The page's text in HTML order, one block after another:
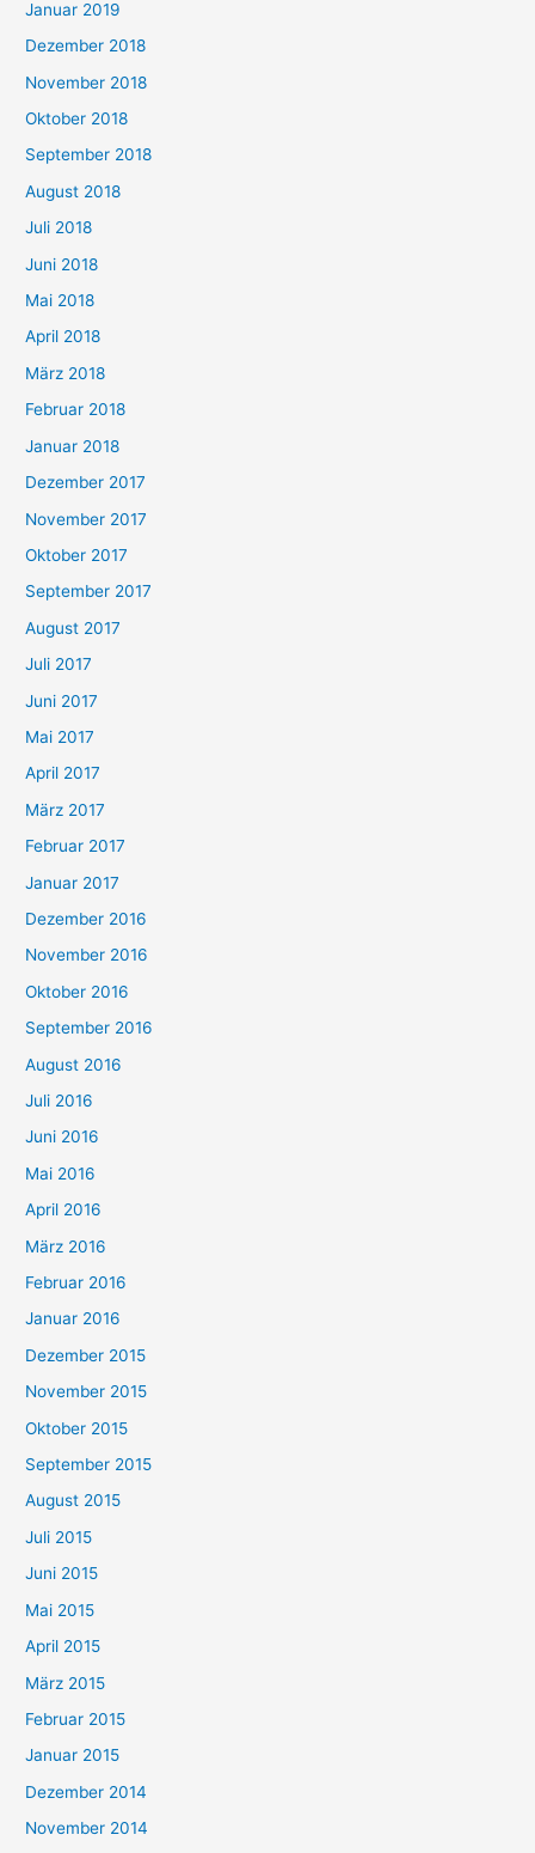
Januar 2019
Dezember 2018
November 2018
Oktober 2018
September 2018
August 2018
Juli 2018
Juni 2018
Mai 2018
April 2018
März 2018
Februar 2018
Januar 2018
Dezember 2017
November 2017
Oktober 2017
September 2017
August 2017
Juli 2017
Juni 2017
Mai 2017
April 2017
März 2017
Februar 2017
Januar 2017
Dezember 2016
November 2016
Oktober 2016
September 2016
August 2016
Juli 2016
Juni 2016
Mai 2016
April 2016
März 2016
Februar 2016
Januar 2016
Dezember 2015
November 2015
Oktober 2015
September 2015
August 2015
Juli 2015
Juni 2015
Mai 2015
April 2015
März 2015
Februar 2015
Januar 2015
Dezember 2014
November 2014